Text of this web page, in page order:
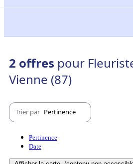
2 offres pour
Vienne (87)
Trier par Pertinence
Pertinence
Date